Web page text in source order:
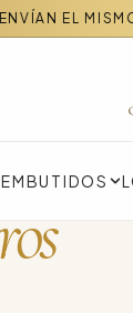
EMBUTIDOS
EL MISMO DÍA